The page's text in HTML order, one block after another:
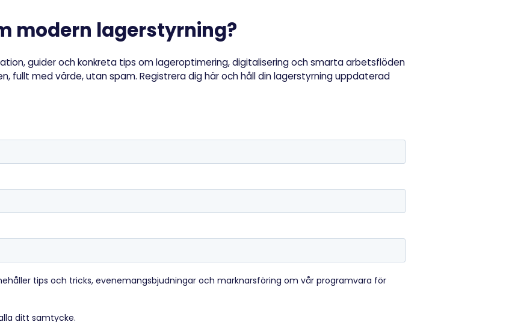
modern lagerstyrning?
guider och konkreta tips om lageroptimering, digitalisering och smarta arbetsflöden
fullt med värde, utan spam. Registrera dig här och håll din lagerstyrning uppdaterad